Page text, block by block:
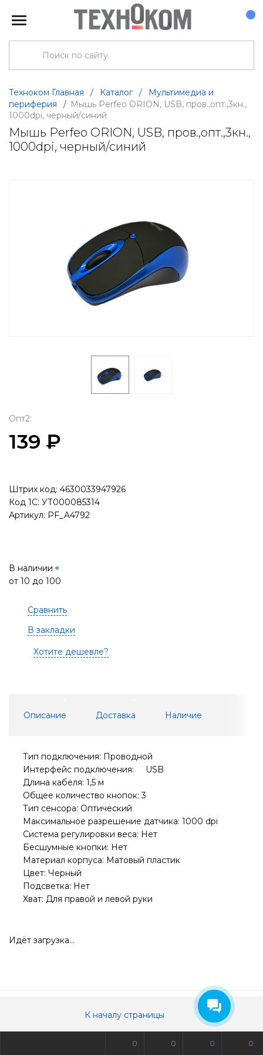
0 0 0 0
Техноком Главная / Каталог /
Мультимедиа и
периферия
/ Мышь Perfeo ORION, USB, пров.,опт.,3кн.,
1000dpi, черный/синий
Мышь Perfeo ORION, USB, пров.,опт.,3кн.,
1000dpi, черный/синий
Опт2:
139 ₽
Штрих код: 4630033947926
Код 1С: УТ000085314
Артикул: PF_A4792
В наличии
от 10 до 100
Сравнить
В закладки
Хотите дешевле?
Описание Доставка Наличие
Тип подключения: Проводной
Интерфейс подключения: USB
Длина кабеля: 1,5 м
Общее количество кнопок: 3
Тип сенсора: Оптический
Максимальное разрешение датчика: 1000 dpi
Система регулировки веса: Нет
Бесшумные кнопки: Нет
Материал корпуса: Матовый пластик
Цвет: Черный
Подсветка: Нет
Хват: Для правой и левой руки
Идёт загрузка...
К началу страницы
© Все права защищены. Информация сайта защищена законом об авторских правах.